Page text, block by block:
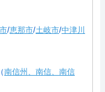
/恵那市/土岐市/中津川
（南信州、南信、南信